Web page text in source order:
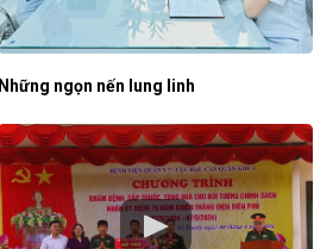
Những ngọn nến lung linh